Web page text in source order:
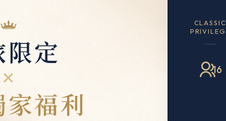
定
✕
福利
16